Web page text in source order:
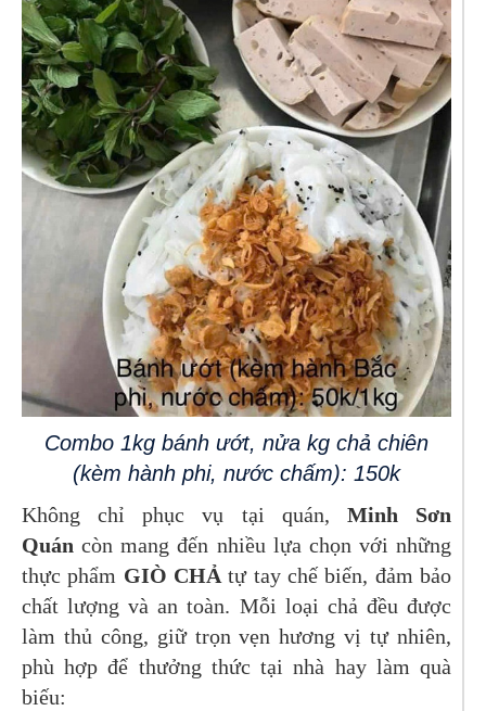
Combo 1kg bánh ướt, nửa kg chả chiên
(kèm hành phi, nước chấm): 150k
Không chỉ phục vụ tại quán, Minh Sơn
Quán còn mang đến nhiều lựa chọn với những
thực phẩm GIÒ CHẢ tự tay chế biến, đảm bảo
chất lượng và an toàn. Mỗi loại chả đều được
làm thủ công, giữ trọn vẹn hương vị tự nhiên,
phù hợp để thưởng thức tại nhà hay làm quà
biếu: